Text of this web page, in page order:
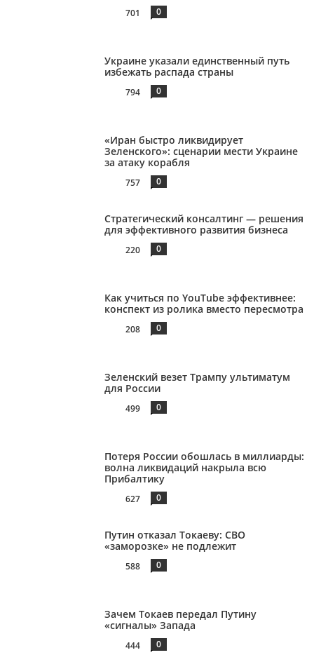
701 0
Украине указали единственный путь
избежать распада страны
794 0
«Иран быстро ликвидирует
Зеленского»: сценарии мести Украине
за атаку корабля
757 0
Стратегический консалтинг — решения
для эффективного развития бизнеса
220 0
Как учиться по YouTube эффективнее:
конспект из ролика вместо пересмотра
208 0
Зеленский везет Трампу ультиматум
для России
499 0
Потеря России обошлась в миллиарды:
волна ликвидаций накрыла всю
Прибалтику
627 0
Путин отказал Токаеву: СВО
«заморозке» не подлежит
588 0
Зачем Токаев передал Путину
«сигналы» Запада
444 0